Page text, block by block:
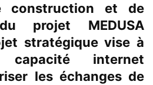
construction et de
projet MEDUSA
stratégique vise à
internet
les échanges de